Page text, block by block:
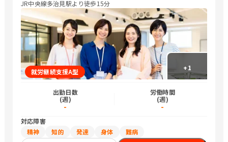
JR中央線多治見駅より徒歩15分
+1
就労継続支援A型
出勤日数
(週)
-
労働時間
(週)
-
対応障害
精神
知的 発達 身体 難病